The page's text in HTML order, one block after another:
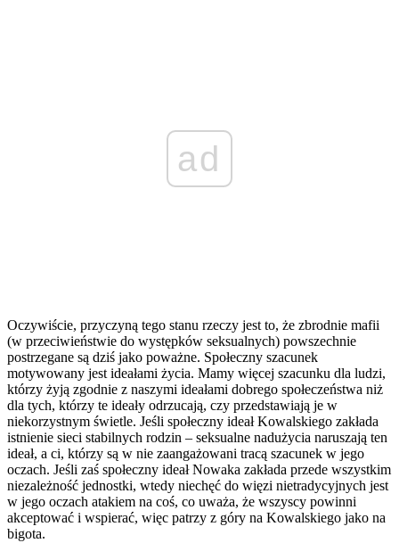
ad
Oczywiście, przyczyną tego stanu rzeczy jest to, że zbrodnie mafii
(w przeciwieństwie do występków seksualnych) powszechnie
postrzegane są dziś jako poważne. Społeczny szacunek
motywowany jest ideałami życia. Mamy więcej szacunku dla ludzi,
którzy żyją zgodnie z naszymi ideałami dobrego społeczeństwa niż
dla tych, którzy te ideały odrzucają, czy przedstawiają je w
niekorzystnym świetle. Jeśli społeczny ideał Kowalskiego zakłada
istnienie sieci stabilnych rodzin – seksualne nadużycia naruszają ten
ideał, a ci, którzy są w nie zaangażowani tracą szacunek w jego
oczach. Jeśli zaś społeczny ideał Nowaka zakłada przede wszystkim
niezależność jednostki, wtedy niechęć do więzi nietradycyjnych jest
w jego oczach atakiem na coś, co uważa, że wszyscy powinni
akceptować i wspierać, więc patrzy z góry na Kowalskiego jako na
bigota.